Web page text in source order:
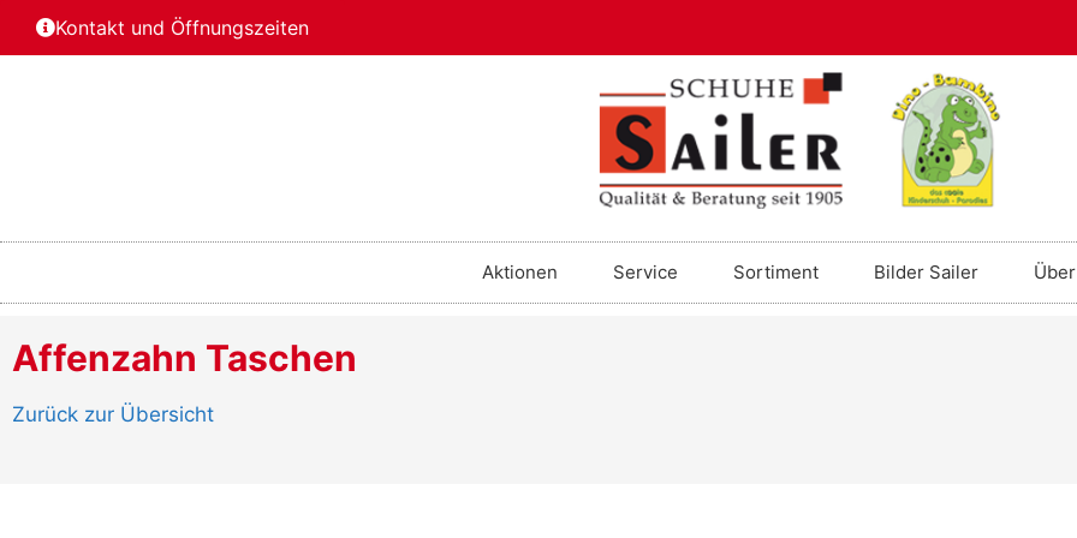
Kontakt und Öffnungszeiten
Aktionen Service Sortiment Bilder Sailer
Affenzahn Taschen
Zurück zur Übersicht